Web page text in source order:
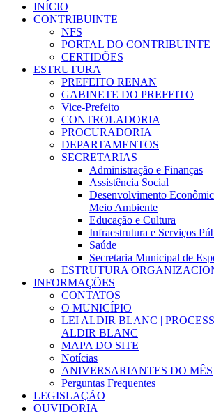
INÍCIO
CONTRIBUINTE
NFS
PORTAL DO CONTRIBUINTE
CERTIDÕES
ESTRUTURA
PREFEITO RENAN
GABINETE DO PREFEITO
Vice-Prefeito
CONTROLADORIA
PROCURADORIA
DEPARTAMENTOS
SECRETARIAS
Administração e Finanças
Assistência Social
Desenvolvimento
Meio Ambiente
Educação e Cultura
Infraestrutura e Serviços
Saúde
Secretaria Municipal de
ESTRUTURA
INFORMAÇÕES
CONTATOS
O MUNICÍPIO
LEI ALDIR BLANC |
ALDIR BLANC
MAPA DO SITE
Notícias
ANIVERSARIANTES DO MÊS
Perguntas Frequentes
LEGISLAÇÃO
OUVIDORIA